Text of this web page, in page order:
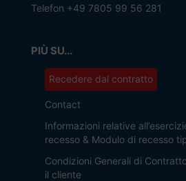
Telefon +49 7805 99 56 281
PIÙ SU...
Recedere dal contratto
Contact
Informazioni relative
recesso & Modulo di recesso
Condizioni Generali di
il cliente